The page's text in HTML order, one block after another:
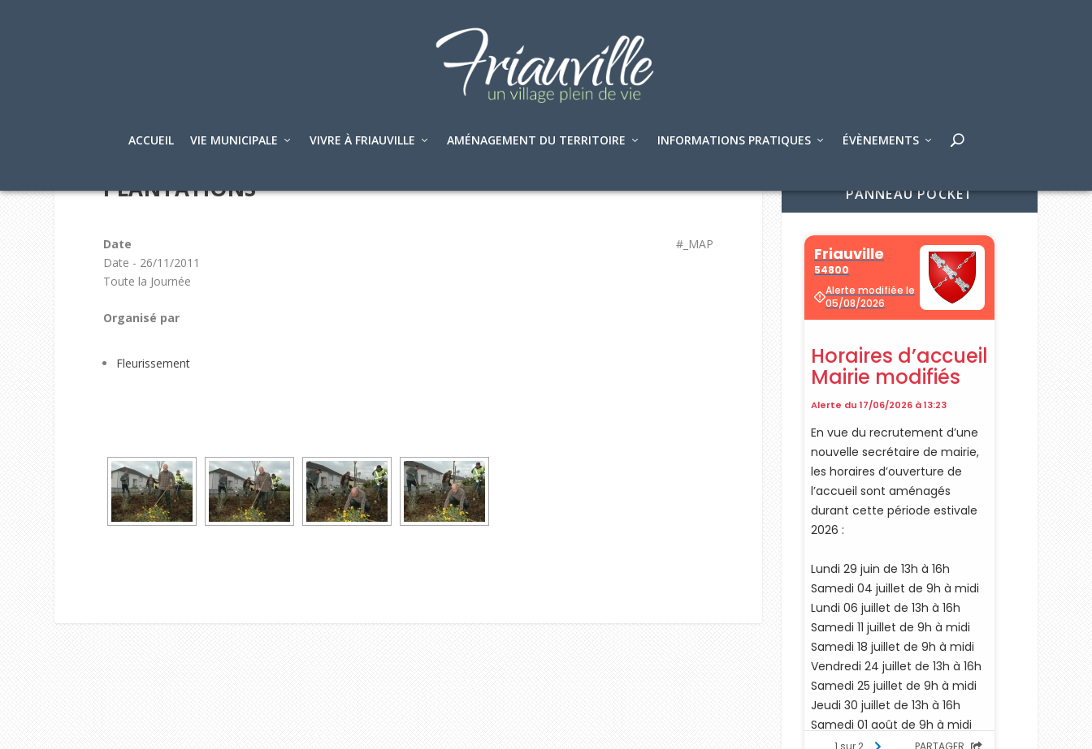
ACCUEIL VIE MUNICIPALE VIVRE À FRIAUVILLE AMÉNAGEMENT DU TERRITOIRE INFORMATIONS PRATIQUES ÉVÈNEMENTS
PLANTATIONS
#_MAP
Date
Date - 26/11/2011
Toute la Journée
Organisé par
Fleurissement
PANNEAU POCKET